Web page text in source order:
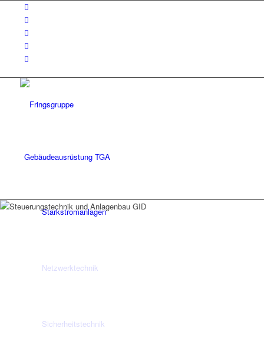
Gebäudeausrüstung TGA
Starkstromanlagen
Netzwerktechnik
Sicherheitstechnik